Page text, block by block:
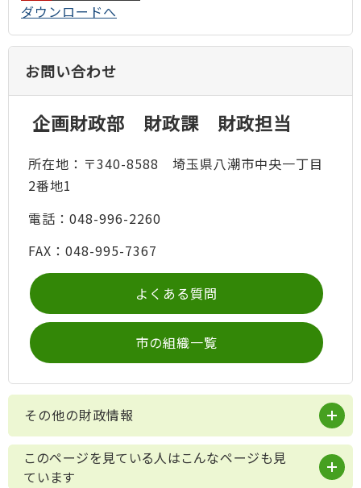
ダウンロードへ
お問い合わせ
企画財政部 財政課 財政担当
所在地：〒340-8588 埼玉県八潮市中央一丁目
2番地1
電話：048-996-2260
FAX：048-995-7367
よくある質問
市の組織一覧
その他の財政情報
このページを見ている人はこんなページも見
ています